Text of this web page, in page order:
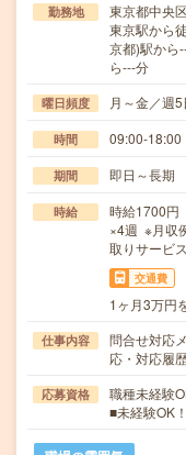
勤務地
東京都中央
東京駅から
京都)駅から
ら---分
曜日頻度 月～金／週5
時間 09:00-18:00
期間 即日～長期
時給
時給1700円
×4週 ※月収
取りサービ
交通費
1ヶ月3万円
仕事内容
問合せ対応
応・対応履
応募資格
職種未経験
■未経験OK！